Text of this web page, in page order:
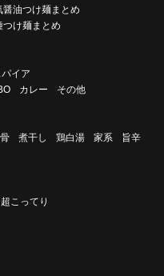
醤油つけ麺まとめ
つけ麺まとめ
イア
カレー その他
煮干し 鶏白湯 家系
旨辛
超こってり